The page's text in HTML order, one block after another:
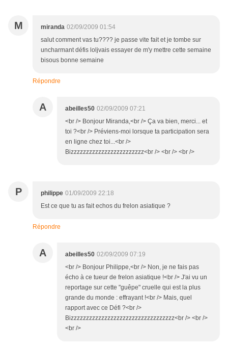
M miranda 02/09/2009 01:54
salut comment vas tu???? je passe vite fait et je tombe sur
uncharmant défis loljvais essayer de m'y mettre cette semaine
bisous bonne semaine
Répondre
A abeilles50 02/09/2009 07:21
<br /> Bonjour Miranda,<br /> Ça va bien, merci... et
toi ?<br /> Préviens-moi lorsque ta participation sera
en ligne chez toi...<br />
Bizzzzzzzzzzzzzzzzzzzzzzzz<br /> <br /> <br />
P philippe 01/09/2009 22:18
Est ce que tu as fait echos du frelon asiatique ?
Répondre
A abeilles50 02/09/2009 07:19
<br /> Bonjour Philippe,<br /> Non, je ne fais pas
écho à ce tueur de frelon asiatique !<br /> J'ai vu un
reportage sur cette "guêpe" cruelle qui est la plus
grande du monde : effrayant !<br /> Mais, quel
rapport avec ce Défi ?<br />
Bizzzzzzzzzzzzzzzzzzzzzzzzzzzzzzzzzz<br /> <br />
<br />